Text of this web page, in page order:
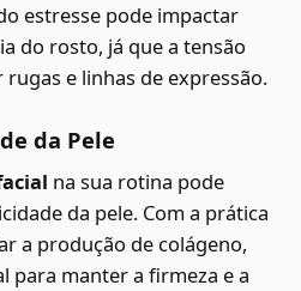
estresse pode impactar
do rosto, já que a tensão
e linhas de expressão.
da Pele
na sua rotina pode
da pele. Com a prática
a produção de colágeno,
para manter a firmeza e a